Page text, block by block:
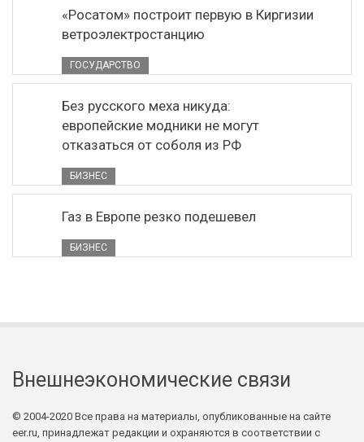
«Росатом» построит первую в Киргизии
ветроэлектростанцию
ГОСУДАРСТВО
Без русского меха никуда:
европейские модники не могут
отказаться от соболя из РФ
БИЗНЕС
Газ в Европе резко подешевел
БИЗНЕС
Внешнеэкономические связи
© 2004-2020 Все права на материалы, опубликованные на сайте
eer.ru, принадлежат редакции и охраняются в соответствии с